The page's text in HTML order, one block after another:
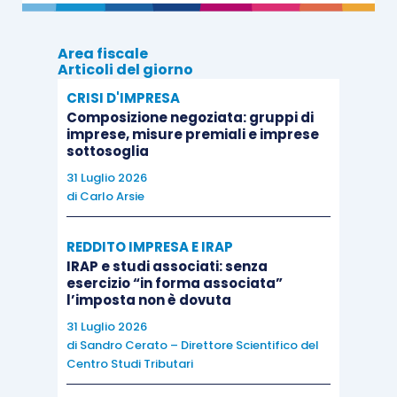
Viceversa, laddove si rendessero
delicate valutazioni o apprezzamenti sulla
reale portata degli atti registrati
giungesse a conclusioni sorrette da
interpretazioni non univoche
qualsiasi attività istruttoria
dovrà emettere
l’imposta natura necessariamente
complementare.
Sulla scorta di tali argomentazioni, i giudici di
legittimità hannoaccolto il ricorso proposto dal
notaio, cassato la sentenza impugnata e,
Area fiscale
Articoli del giorno
CRISI D'IMPRESA
Composizione negoziata: gruppi di
imprese, misure premiali e imprese
sottosoglia
31 Luglio 2026
di Carlo Arsie
REDDITO IMPRESA E IRAP
IRAP e studi associati: senza
esercizio “in forma associata”
l’imposta non è dovuta
31 Luglio 2026
di Sandro Cerato – Direttore Scientifico del
Centro Studi Tributari